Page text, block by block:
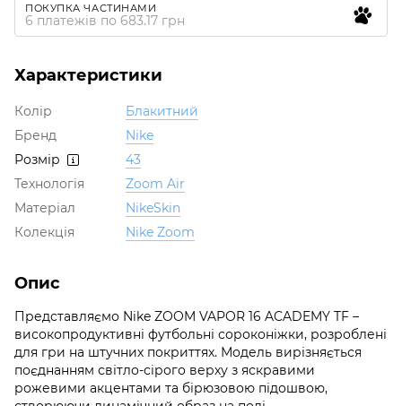
ПОКУПКА ЧАСТИНАМИ
6 платежів по 683.17 грн
Характеристики
Колір
Блакитний
Бренд
Nike
Розмір
43
Технологія
Zoom Air
Матеріал
NikeSkin
Колекція
Nike Zoom
Опис
Представляємо Nike ZOOM VAPOR 16 ACADEMY TF –
високопродуктивні футбольні сороконіжки, розроблені
для гри на штучних покриттях. Модель вирізняється
поєднанням світло-сірого верху з яскравими
рожевими акцентами та бірюзовою підошвою,